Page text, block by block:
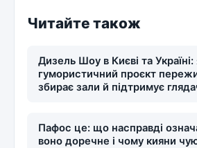
Читайте також
Дизель Шоу в Києві та Україні:
гумористичний проєкт
збирає зали й підтримує
Пафос це: що насправді
воно доречне і чому кияни